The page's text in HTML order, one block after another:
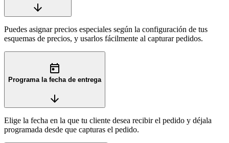
arrow_downward
Puedes asignar precios especiales según la configuración de tus
esquemas de precios, y usarlos fácilmente al capturar pedidos.
today
Programa la fecha de entrega
arrow_downward
Elige la fecha en la que tu cliente desea recibir el pedido y déjala
programada desde que capturas el pedido.